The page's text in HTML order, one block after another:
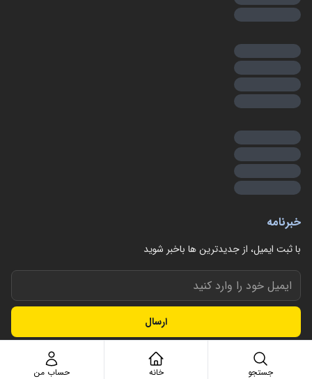
خبرنامه
با ثبت ایمیل، از جدید‌ترین ها با‌خبر شوید
ارسال
جستجو خانه حساب من